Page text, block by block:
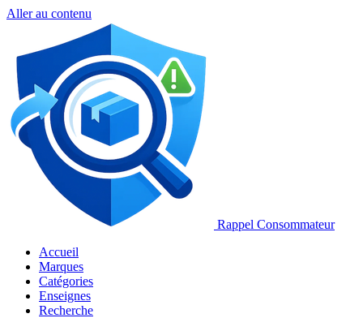
Aller au contenu
Rappel Consommateur
Accueil
Marques
Catégories
Enseignes
Recherche